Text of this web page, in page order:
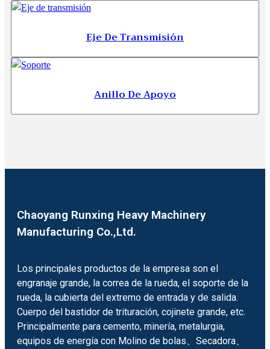
Eje De Transmisión
Anillo De Apoyo
Chaoyang Runxing Heavy Machinery
Manufacturing Co.,Ltd.
Los principales productos de la empresa son el
engranaje grande, la correa de la rueda, el soporte de la
rueda, la cubierta del extremo de entrada y de salida.
Cuerpo del bastidor de trituración, cojinete grande, etc.
Principalmente para cemento, minería, metalurgia,
equipos de energía con Molino de bolas、Secadora、